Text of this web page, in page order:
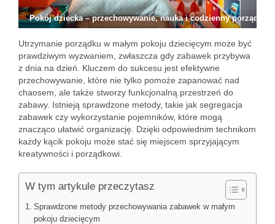
Pokój dziecka – przechowywanie, nauka i codzienny porządek
Utrzymanie porządku w małym pokoju dziecięcym może być
prawdziwym wyzwaniem, zwłaszcza gdy zabawek przybywa
z dnia na dzień. Kluczem do sukcesu jest efektywne
przechowywanie, które nie tylko pomoże zapanować nad
chaosem, ale także stworzy funkcjonalną przestrzeń do
zabawy. Istnieją sprawdzone metody, takie jak segregacja
zabawek czy wykorzystanie pojemników, które mogą
znacząco ułatwić organizację. Dzięki odpowiednim technikom
każdy kącik pokoju może stać się miejscem sprzyjającym
kreatywności i porządkowi.
W tym artykule przeczytasz
Sprawdzone metody przechowywania zabawek w małym
pokoju dziecięcym